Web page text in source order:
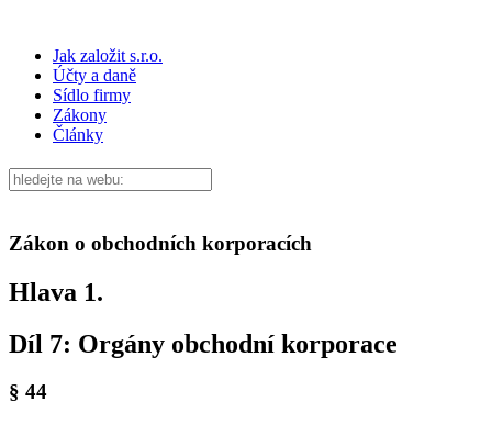
Jak založit s.r.o.
Účty a daně
Sídlo firmy
Zákony
Články
Zákon o obchodních korporacích
Hlava 1.
Díl 7: Orgány obchodní korporace
§ 44